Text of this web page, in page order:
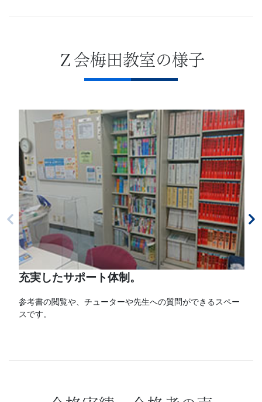
Ｚ会梅田教室の様子
充実したサポート体制。
参考書の閲覧や、チューターや先生への質問ができるスペー
スです。